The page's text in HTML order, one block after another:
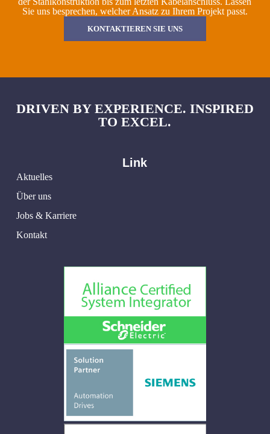
Sie uns besprechen, welcher Ansatz zu Ihrem Projekt passt.
KONTAKTIEREN SIE UNS
DRIVEN BY EXPERIENCE. INSPIRED
TO EXCEL.
Link
Aktuelles
Über uns
Jobs & Karriere
Kontakt